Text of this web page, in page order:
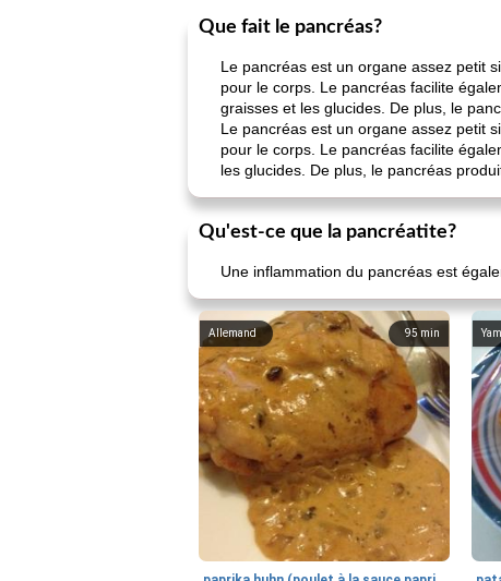
Que fait le pancréas?
Le pancréas est un organe assez petit
pour le corps. Le pancréas facilite
graisses et les glucides. De plus, le
Le pancréas est un organe assez petit
pour le corps. Le pancréas facilite
les glucides. De plus, le pancréas
Qu'est-ce que la pancréatite?
Une inflammation du pancréas est
95min
Allemand